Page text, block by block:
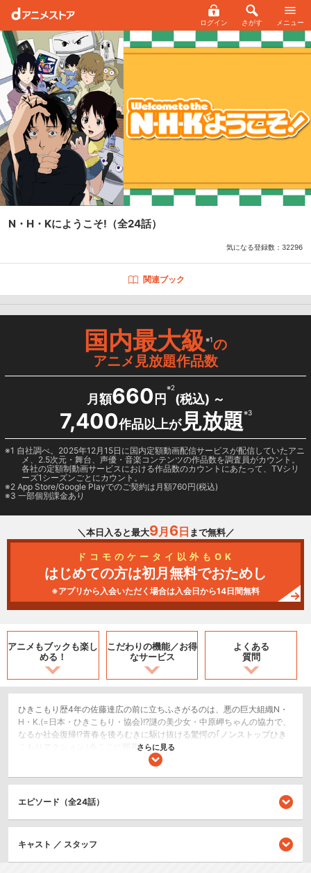
ログイン さがす メニュー
N・H・Kにようこそ! （全24話）
気になる登録数： 32296
関連ブック
国内最大級※1の
アニメ見放題作品数
月額660 円
※2
(税込) ～
7,400作品以上が見放題※3
1 自社調べ。2025年12月15日に国内定額動画配信サービスが配信していたアニ
メ、2.5次元・舞台、声優・音楽コンテンツの作品数を調査員がカウント。
各社の定額制動画サービスにおける作品数のカウントにあたって、TVシリ
ーズ1シーズンごとにカウント。
2 App Store/Google Playでのご契約は月額760円(税込)
3 一部個別課金あり
＼本日入ると最大9月 6日 まで無料／
ドコモのケータイ以外もOK
はじめての方は初月無料でおためし
※アプリから入会いただく場合は入会日から14日間無料
アニメもブックも楽し
める！
こだわりの機能／お得
なサービス
よくある
質問
ひきこもり歴4年の佐藤達広の前に立ちふさがるのは、悪の巨大組織N・
H・K.(=日本・ひきこもり・協会)!?謎の美少女・中原岬ちゃんの協力で、
なるか社会復帰!?青春を後ろむきに駆け抜ける驚愕の｢ノンストップひき
こもりアクション｣今ここに開幕!!さらに見る
エピソード（全24話）
キャスト ／ スタッフ